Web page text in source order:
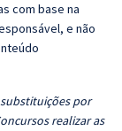
com base na
e não
por
realizar as